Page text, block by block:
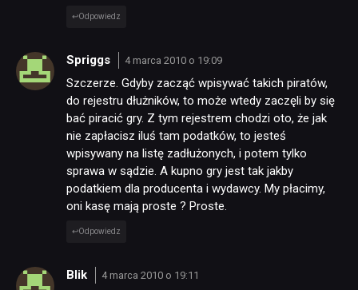
Odpowiedz
Spriggs 4 marca 2010 o 19:09
Szczerze. Gdyby zacząć wpisywać takich piratów,
do rejestru dłużników, to może wtedy zaczęli by się
bać piracić gry. Z tym rejestrem chodzi oto, że jak
nie zapłacisz iluś tam podatków, to jesteś
wpisywany na listę zadłużonych, i potem tylko
sprawa w sądzie. A kupno gry jest tak jakby
podatkiem dla producenta i wydawcy. My płacimy,
oni kasę mają proste ? Proste.
Odpowiedz
Blik 4 marca 2010 o 19:11